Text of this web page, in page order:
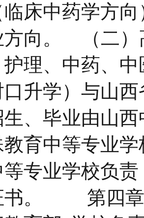
床中药学方
方向。 （二）
护理、中药、
升学）与山
、毕业由山
育中等专业
专业学校负
书。 第四章